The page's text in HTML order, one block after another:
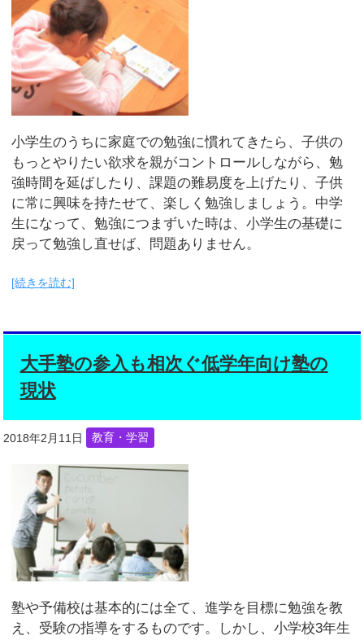
小学生のうちに家庭での勉強に慣れてきたら、子供の
もっとやりたい欲求を親がコントロールしながら、勉
強時間を延ばしたり、課題の難易度を上げたり、子供
に常に興味を持たせて、楽しく勉強しましょう。中学
生になって、勉強につまずいた時は、小学生の基礎に
戻って勉強し直せば、問題ありません。
[続きを読む]
大手塾の参入も相次ぐ低学年向け塾の
現状
2018年2月11日 教育・学習
塾や予備校は基本的には全て、進学を目標に勉強を教
え、受験の指導をするものです。しかし、小学校3年生